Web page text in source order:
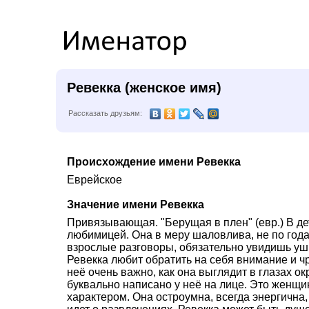
Ревекка (женское имя)
Рассказать друзьям:
Происхождение имени Ревекка
Еврейское
Значение имени Ревекка
Привязывающая. "Берущая в плен" (евр.) В
любимицей. Она в меру шаловлива, не по
взрослые разговоры, обязательно увидишь
Ревекка любит обратить на себя внимание и
неё очень важно, как она выглядит в глазах
буквально написано у неё на лице. Это
характером. Она остроумна, всегда